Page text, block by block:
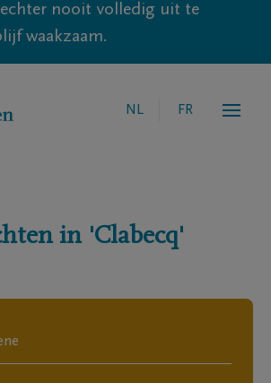
nooit volledig uit te
waakzaam.
NL FR
in 'Clabecq'